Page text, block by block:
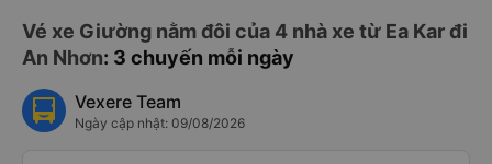
Vé xe Giường nằm đôi của 4 nhà xe từ Ea Kar đi
An Nhơn: 3 chuyến mỗi ngày
Vexere Team
Ngày cập nhật: 09/08/2026